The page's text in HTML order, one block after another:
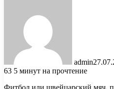
admin
63 5 минут на прочтение
Фитбол или швейцарский мяч,